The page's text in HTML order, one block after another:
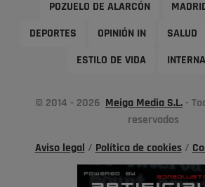
POZUELO DE ALARCÓN
DEPORTES OPINIÓN IN SALUD
ESTILO DE VIDA
© 2014 - 2026 Meiga Media S.L. -
reservados
Aviso legal / Política de cookies/